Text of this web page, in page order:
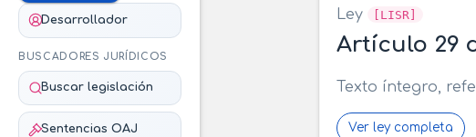
Desarrollador
BUSCADORES JURÍDICOS
Buscar legislación
Sentencias OAJ
Ley [LISR]
Artículo 29
Texto íntegro,
Ver ley completa